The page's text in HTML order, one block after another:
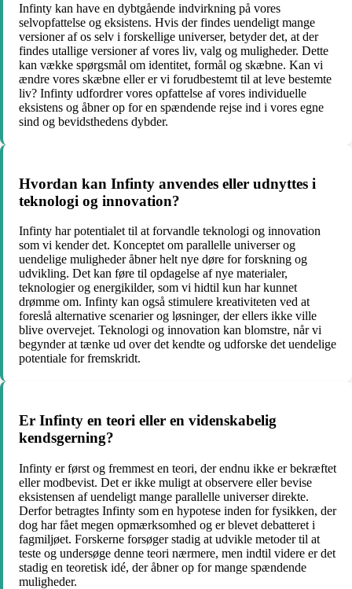
Infinty kan have en dybtgående indvirkning på vores
selvopfattelse og eksistens. Hvis der findes uendeligt mange
versioner af os selv i forskellige universer, betyder det, at der
findes utallige versioner af vores liv, valg og muligheder. Dette
kan vække spørgsmål om identitet, formål og skæbne. Kan vi
ændre vores skæbne eller er vi forudbestemt til at leve bestemte
liv? Infinty udfordrer vores opfattelse af vores individuelle
eksistens og åbner op for en spændende rejse ind i vores egne
sind og bevidsthedens dybder.
Hvordan kan Infinty anvendes eller udnyttes i
teknologi og innovation?
Infinty har potentialet til at forvandle teknologi og innovation
som vi kender det. Konceptet om parallelle universer og
uendelige muligheder åbner helt nye døre for forskning og
udvikling. Det kan føre til opdagelse af nye materialer,
teknologier og energikilder, som vi hidtil kun har kunnet
drømme om. Infinty kan også stimulere kreativiteten ved at
foreslå alternative scenarier og løsninger, der ellers ikke ville
blive overvejet. Teknologi og innovation kan blomstre, når vi
begynder at tænke ud over det kendte og udforske det uendelige
potentiale for fremskridt.
Er Infinty en teori eller en videnskabelig
kendsgerning?
Infinty er først og fremmest en teori, der endnu ikke er bekræftet
eller modbevist. Det er ikke muligt at observere eller bevise
eksistensen af uendeligt mange parallelle universer direkte.
Derfor betragtes Infinty som en hypotese inden for fysikken, der
dog har fået megen opmærksomhed og er blevet debatteret i
fagmiljøet. Forskerne forsøger stadig at udvikle metoder til at
teste og undersøge denne teori nærmere, men indtil videre er det
stadig en teoretisk idé, der åbner op for mange spændende
muligheder.